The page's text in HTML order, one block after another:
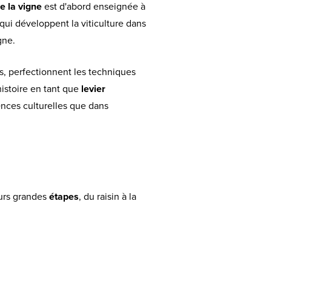
la vigne est d'abord enseignée à
développent la viticulture dans
perfectionnent les techniques
en tant que levier
culturelles que dans
grandes étapes, du raisin à la